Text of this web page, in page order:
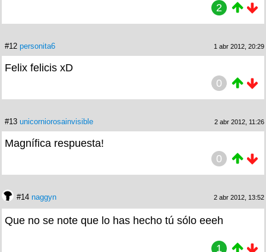
2
#12 personita6 1 abr 2012, 20:29
Felix felicis xD
0
#13 unicorniorosainvisible 2 abr 2012, 11:26
Magnífica respuesta!
0
#14 naggyn 2 abr 2012, 13:52
Que no se note que lo has hecho tú sólo eeeh
1